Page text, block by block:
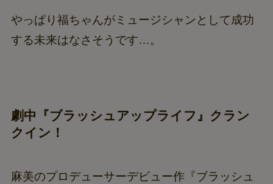
やっぱり福ちゃんがミュージシャンとして成功
する未来はなさそうです…。
劇中『ブラッシュアップライフ』クラン
クイン！
麻美のプロデューサーデビュー作『ブラッシュ